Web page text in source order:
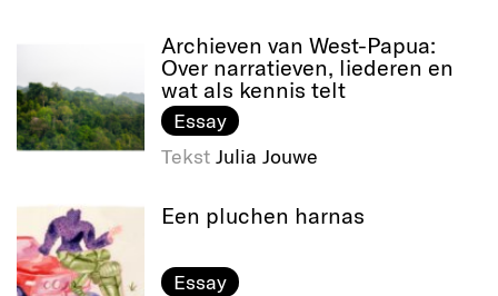
Archieven van West-Papua:
Over narratieven, liederen en
wat als kennis telt
Essay
Tekst Julia Jouwe
Een pluchen harnas
Essay